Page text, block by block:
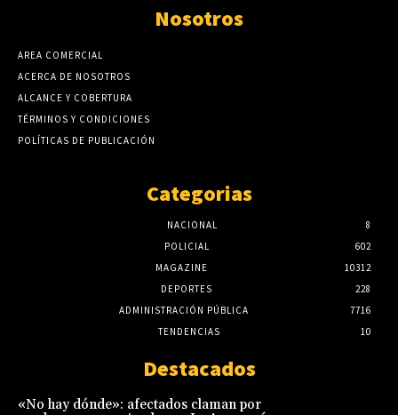
Nosotros
AREA COMERCIAL
ACERCA DE NOSOTROS
ALCANCE Y COBERTURA
TÉRMINOS Y CONDICIONES
POLÍTICAS DE PUBLICACIÓN
Categorias
NACIONAL
8
POLICIAL
602
MAGAZINE
10312
DEPORTES
228
ADMINISTRACIÓN PÚBLICA
7716
TENDENCIAS
10
Destacados
«No hay dónde»: afectados claman por